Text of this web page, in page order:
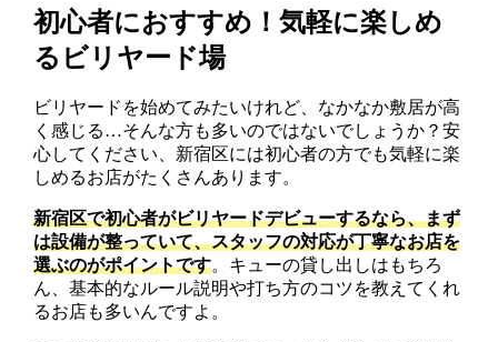
初心者におすすめ！気軽に楽しめ
るビリヤード場
ビリヤードを始めてみたいけれど、なかなか敷居が高
く感じる…そんな方も多いのではないでしょうか？安
心してください、新宿区には初心者の方でも気軽に楽
しめるお店がたくさんあります。
新宿区で初心者がビリヤードデビューするなら、まず
は設備が整っていて、スタッフの対応が丁寧なお店を
選ぶのがポイントです。キューの貸し出しはもちろ
ん、基本的なルール説明や打ち方のコツを教えてくれ
るお店も多いんですよ。